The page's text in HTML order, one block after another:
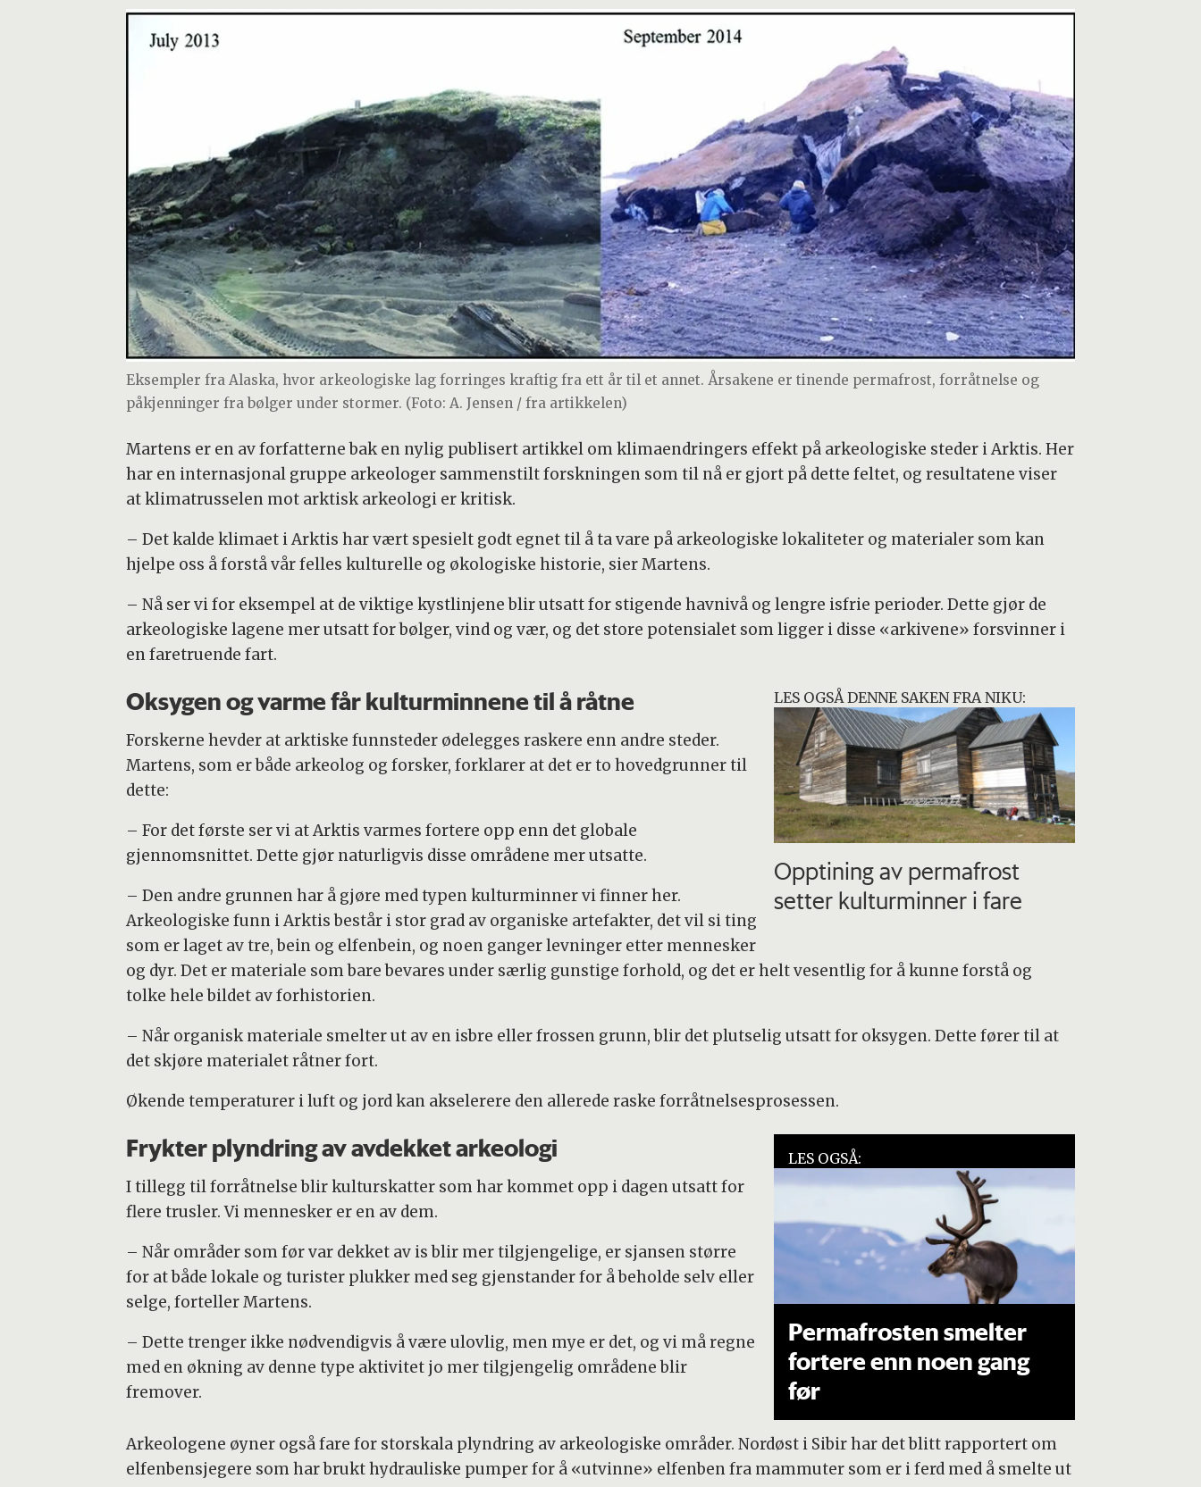
Eksempler fra Alaska, hvor arkeologiske lag forringes kraftig fra ett år til et annet. Årsakene er tinende permafrost, forråtnelse og
påkjenninger fra bølger under stormer. (Foto: A. Jensen / fra artikkelen)
Martens er en av forfatterne bak en nylig publisert artikkel om klimaendringers effekt på arkeologiske steder i Arktis. Her
har en internasjonal gruppe arkeologer sammenstilt forskningen som til nå er gjort på dette feltet, og resultatene viser
at klimatrusselen mot arktisk arkeologi er kritisk.
– Det kalde klimaet i Arktis har vært spesielt godt egnet til å ta vare på arkeologiske lokaliteter og materialer som kan
hjelpe oss å forstå vår felles kulturelle og økologiske historie, sier Martens.
– Nå ser vi for eksempel at de viktige kystlinjene blir utsatt for stigende havnivå og lengre isfrie perioder. Dette gjør de
arkeologiske lagene mer utsatt for bølger, vind og vær, og det store potensialet som ligger i disse «arkivene» forsvinner i
en faretruende fart.
LES OGSÅ DENNE SAKEN FRA NIKU:
Opptining av permafrost
setter kulturminner i fare
Oksygen og varme får kulturminnene til å råtne
Forskerne hevder at arktiske funnsteder ødelegges raskere enn andre steder.
Martens, som er både arkeolog og forsker, forklarer at det er to hovedgrunner til
dette:
– For det første ser vi at Arktis varmes fortere opp enn det globale
gjennomsnittet. Dette gjør naturligvis disse områdene mer utsatte.
– Den andre grunnen har å gjøre med typen kulturminner vi finner her.
Arkeologiske funn i Arktis består i stor grad av organiske artefakter, det vil si ting
som er laget av tre, bein og elfenbein, og noen ganger levninger etter mennesker
og dyr. Det er materiale som bare bevares under særlig gunstige forhold, og det er helt vesentlig for å kunne forstå og
tolke hele bildet av forhistorien.
– Når organisk materiale smelter ut av en isbre eller frossen grunn, blir det plutselig utsatt for oksygen. Dette fører til at
det skjøre materialet råtner fort.
Økende temperaturer i luft og jord kan akselerere den allerede raske forråtnelsesprosessen.
LES OGSÅ:
Permafrosten smelter
fortere enn noen gang
før
Frykter plyndring av avdekket arkeologi
I tillegg til forråtnelse blir kulturskatter som har kommet opp i dagen utsatt for
flere trusler. Vi mennesker er en av dem.
– Når områder som før var dekket av is blir mer tilgjengelige, er sjansen større
for at både lokale og turister plukker med seg gjenstander for å beholde selv eller
selge, forteller Martens.
– Dette trenger ikke nødvendigvis å være ulovlig, men mye er det, og vi må regne
med en økning av denne type aktivitet jo mer tilgjengelig områdene blir
fremover.
Arkeologene øyner også fare for storskala plyndring av arkeologiske områder. Nordøst i Sibir har det blitt rapportert om
elfenbensjegere som har brukt hydrauliske pumper for å «utvinne» elfenben fra mammuter som er i ferd med å smelte ut